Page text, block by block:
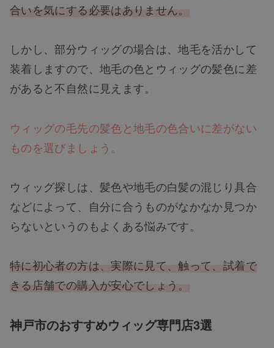
合いを気にする必要はありません。
しかし、部分ウィッグの場合は、地毛を活かして
装着しますので、地毛の色とウィッグの髪色に差
があると不自然に見えます。
ウィッグの毛先の髪色と地毛の色合いに差がない
ものを選びましょう。
ウィッグ探しは、髪色や地毛の白髪の混じり具合
などによって、自分に合うものがなかなか見つか
らないというのもよくある悩みです。
特に初心者の方は、実際に見て、触って、試着で
きる店舗での購入が安心でしょう。
神戸市のおすすめウィッグ専門店3選